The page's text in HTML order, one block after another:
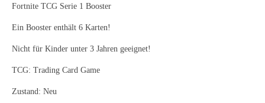
Fortnite TCG Serie 1 Booster
Ein Booster enthält 6 Karten!
Nicht für Kinder unter 3 Jahren geeignet!
TCG: Trading Card Game
Zustand: Neu